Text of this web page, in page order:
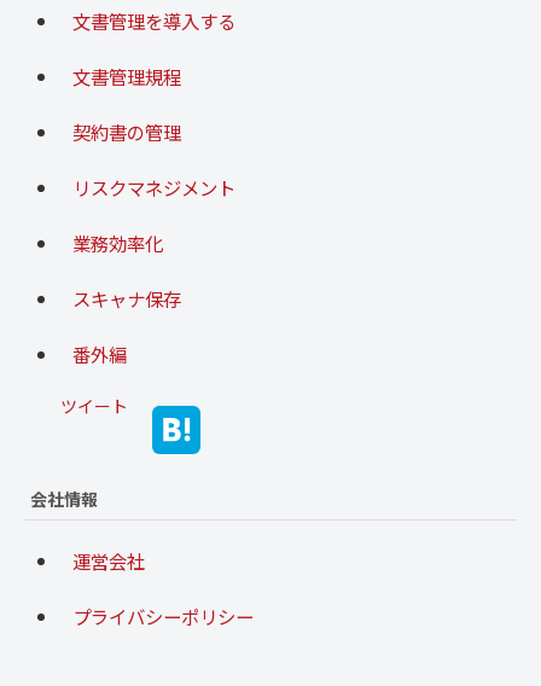
文書管理を導入する
文書管理規程
契約書の管理
リスクマネジメント
業務効率化
スキャナ保存
番外編
ツイート
会社情報
運営会社
プライバシーポリシー